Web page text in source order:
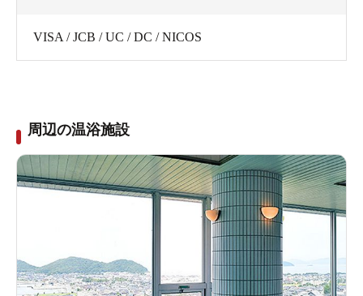
VISA / JCB / UC / DC / NICOS
周辺の温浴施設